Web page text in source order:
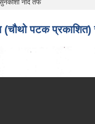
नदि तर्फ
पटक प्रकाशित)